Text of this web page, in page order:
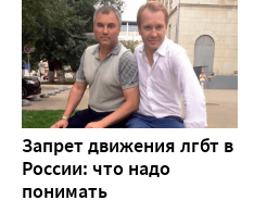
Запрет движения лгбт в
России: что надо
понимать